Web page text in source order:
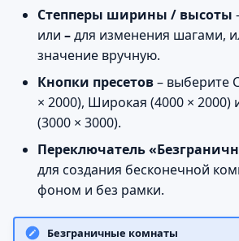
Степперы ширины / высоты
или –для изменения шагами,
значение вручную.
Кнопки пресетов– выберите
× 2000), Широкая (4000 × 2000)
(3000 × 3000).
Переключатель
для создания бесконечной
фоном и без рамки.
Безграничные комнаты